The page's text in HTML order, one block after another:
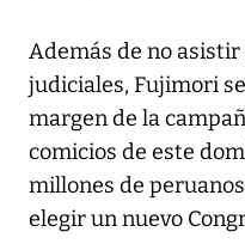
Además de no asistir
judiciales, Fujimori
margen de la
comicios de este
millones de
elegir un nuevo